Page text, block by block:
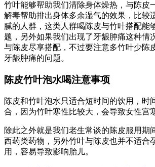
竹叶能够帮助我们清除身体燥热，与陈皮
解毒帮助排出身体多余湿气的效果，比较
腻的人群，这类人群喝陈皮与竹叶搭配能
题，另外如果我们出现了牙龈肿痛这种情
与陈皮尽享搭配，不过要注意多竹叶少陈
牙龈肿痛的问题。
陈皮竹叶泡水喝注意事项
陈皮和竹叶泡水只适合短时间的饮用，时
合，因为竹叶寒性比较大，会导致女性宫
除此之外就是我们老生常谈的陈皮服用期
西药类药物，另外竹叶与陈皮也并不适合
用，容易导致影响胎儿。